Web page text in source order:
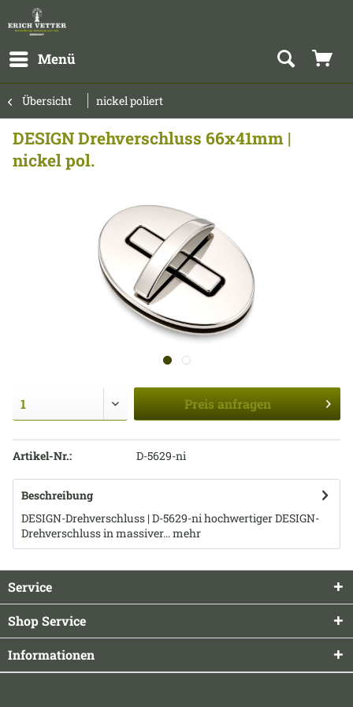
Menü
Übersicht nickel poliert
DESIGN Drehverschluss 66x41mm |
nickel pol.
Preis anfragen
Artikel-Nr.: D-5629-ni
Beschreibung
DESIGN-Drehverschluss | D-5629-ni hochwertiger DESIGN-
Drehverschluss in massiver...mehr
Service
Shop Service
Informationen